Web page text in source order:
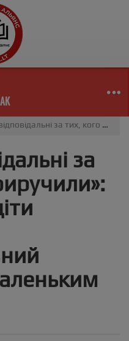
тих, кого приручили»: Українські діти підкорили франкомовний Вільнюс «Маленьким принцем»
за